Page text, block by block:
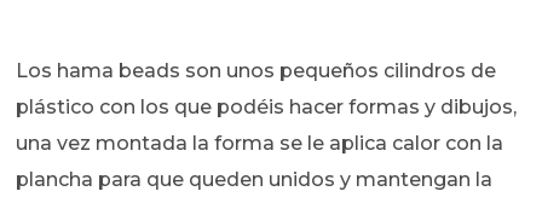
Los hama beads son unos pequeños cilindros de
plástico con los que podéis hacer formas y dibujos,
una vez montada la forma se le aplica calor con la
plancha para que queden unidos y mantengan la